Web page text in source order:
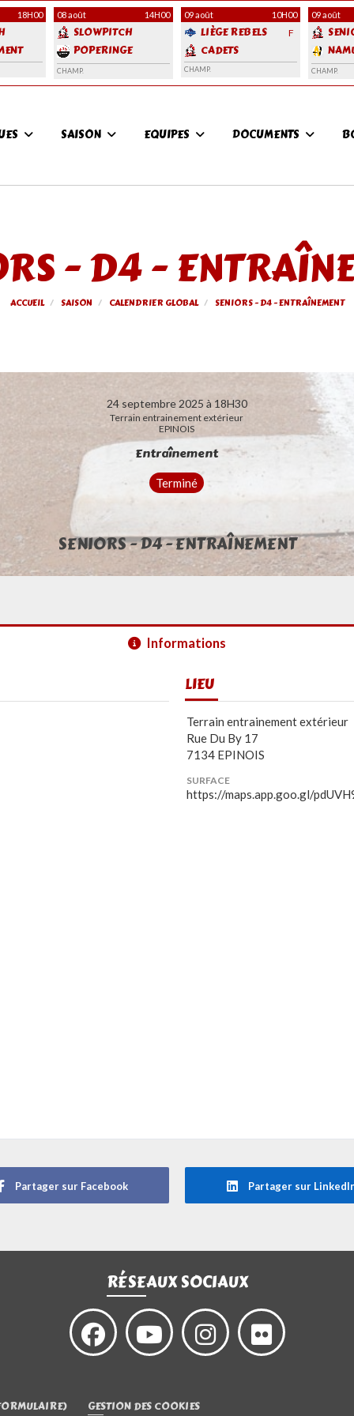
18H00 08 août 14H00
SLOWPITCH
POPERINGE
FRONTLINERS
CHAMP.
09 août 10H00
LIÈGE REBELS F
CADETS
CHAMP.
09 août
CHAMP.
SAISON EQUIPES DOCUMENTS
- D4 -
ACCUEIL SAISON CALENDRIER GLOBAL SENIORS - D4 - ENTRAÎNEMENT
24 septembre 2025 à 18H30
Terrain entrainement extérieur
EPINOIS
Entraînement
Terminé
SENIORS - D4 - ENTRAÎNEMENT
Informations
LIEU
Terrain entrainement extérieur
Rue Du By 17
7134 EPINOIS
SURFACE
https://maps.app.goo.gl/
Partager sur Facebook Partager sur
RÉSEAUX SOCIAUX
GESTION DES COOKIES